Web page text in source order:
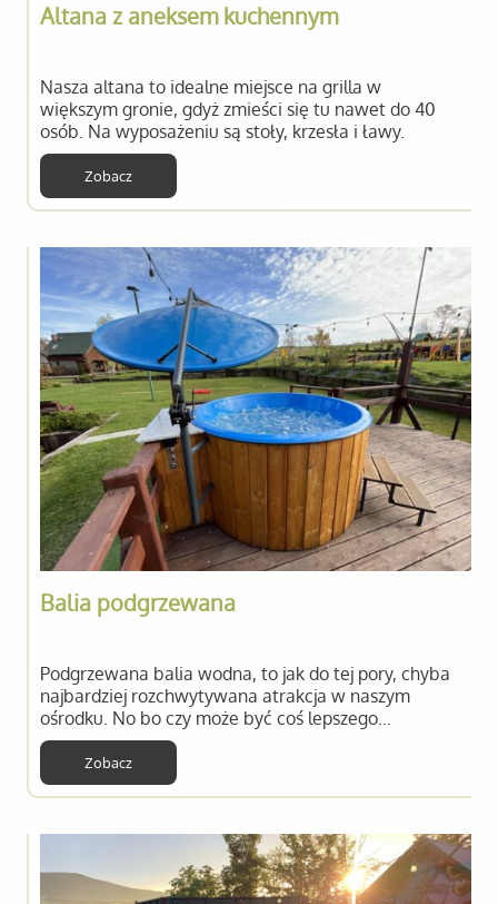
Altana z aneksem kuchennym
Nasza altana to idealne miejsce na grilla w
większym gronie, gdyż zmieści się tu nawet do 40
osób. Na wyposażeniu są stoły, krzesła i ławy.
Zobacz
Balia podgrzewana
Podgrzewana balia wodna, to jak do tej pory, chyba
najbardziej rozchwytywana atrakcja w naszym
ośrodku. No bo czy może być coś lepszego…
Zobacz